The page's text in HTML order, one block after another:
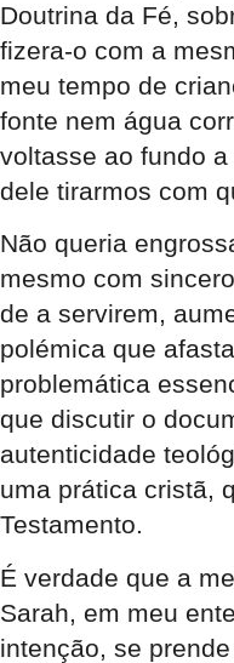
Doutrina da Fé,
fizera-o com a
meu tempo de
fonte nem água
voltasse ao fundo
dele tirarmos com
Não queria
mesmo com
de a servirem,
polémica que
problemática
que discutir o
autenticidade
uma prática cristã,
Testamento.
É verdade que a
Sarah, em meu
intenção, se